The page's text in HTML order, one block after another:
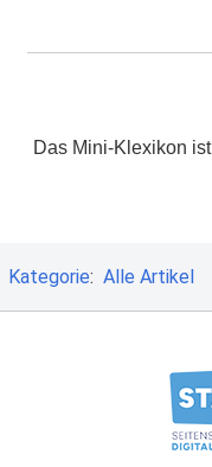
Das Mini-Klexikon
Kategorie: Alle Artikel